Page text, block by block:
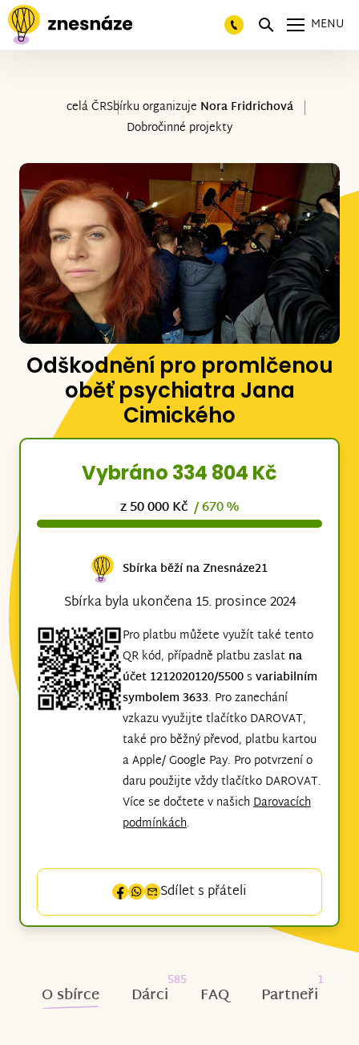
MENU
celá ČRSbírku organizuje Nora Fridrichová
Dobročinné projekty
Odškodnění pro promlčenou
oběť psychiatra Jana
Cimického
Vybráno 334 804 Kč
z 50 000 Kč / 670 %
Sbírka běží na Znesnáze21
Sbírka byla ukončena 15. prosince 2024
Pro platbu můžete využít také tento
QR kód, případně platbu zaslat na
účet 1212020120/5500 s variabilním
symbolem 3633. Pro zanechání
vzkazu využijte tlačítko DAROVAT,
také pro běžný převod, platbu kartou
a Apple/ Google Pay. Pro potvrzení o
daru použijte vždy tlačítko DAROVAT.
Více se dočtete v našichDarovacích
podmínkách.
Sdílet s přáteli
O sbírce Dárci
585
FAQ Partneři
1